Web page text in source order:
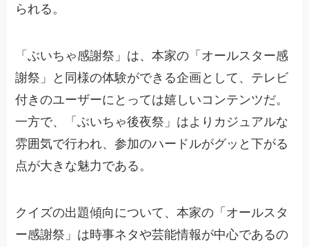
られる。
「ぶいちゃ感謝祭」は、本家の「オールスター感
謝祭」と同様の体験ができる企画として、テレビ
付きのユーザーにとっては嬉しいコンテンツだ。
一方で、「ぶいちゃ後夜祭」はよりカジュアルな
雰囲気で行われ、参加のハードルがグッと下がる
点が大きな魅力である。
クイズの出題傾向について、本家の「オールスタ
ー感謝祭」は時事ネタや芸能情報が中心であるの